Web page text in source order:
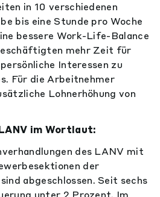
in 10 verschiedenen
bis eine Stunde pro Woche
bessere Work-Life-Balance
mehr Zeit für
Interessen zu
Für die Arbeitnehmer
Lohnerhöhung von
im Wortlaut:
des LANV mit
der
abgeschlossen. Seit sechs
unter 2 Prozent. Im